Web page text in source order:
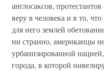
англосаксов,
веру в человека и в то,
для него землей
ни странно, американцы
урбанизированной
города, в которой